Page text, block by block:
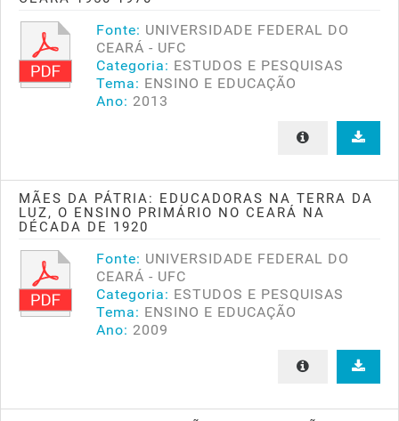
Fonte: UNIVERSIDADE FEDERAL DO
CEARÁ - UFC
Categoria: ESTUDOS E PESQUISAS
Tema: ENSINO E EDUCAÇÃO
Ano: 2013
MÃES DA PÁTRIA: EDUCADORAS NA TERRA DA
LUZ, O ENSINO PRIMÁRIO NO CEARÁ NA
DÉCADA DE 1920
Fonte: UNIVERSIDADE FEDERAL DO
CEARÁ - UFC
Categoria: ESTUDOS E PESQUISAS
Tema: ENSINO E EDUCAÇÃO
Ano: 2009